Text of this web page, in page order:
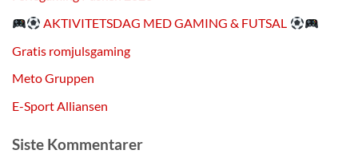
AKTIVITETSDAG MED GAMING & FUTSAL
Gratis romjulsgaming
Meto Gruppen
E-Sport Alliansen
Siste Kommentarer